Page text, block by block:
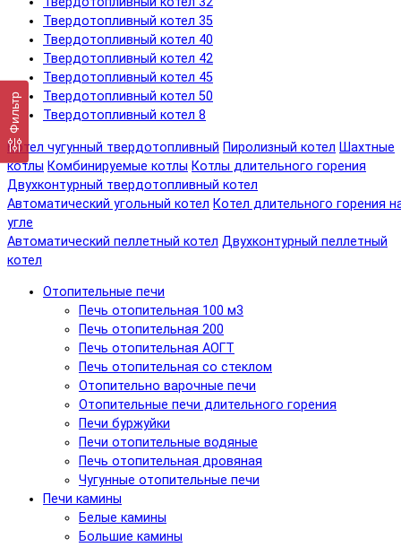
Твердотопливный котел 35
Твердотопливный котел 40
Твердотопливный котел 42
Твердотопливный котел 45
Твердотопливный котел 50
Твердотопливный котел 8
Котел чугунный твердотопливный Пиролизный котел Шахтные
котлы Комбинируемые котлы Котлы длительного горения
Двухконтурный твердотопливный котел
Автоматический угольный котел Котел длительного горения
угле
Автоматический пеллетный котел Двухконтурный пеллетный
котел
Отопительные печи
Печь отопительная 100 м3
Печь отопительная 200
Печь отопительная АОГТ
Печь отопительная со стеклом
Отопительно варочные печи
Отопительные печи длительного горения
Печи буржуйки
Печи отопительные водяные
Печь отопительная дровяная
Чугунные отопительные печи
Печи камины
Белые камины
Большие камины
Фильтр